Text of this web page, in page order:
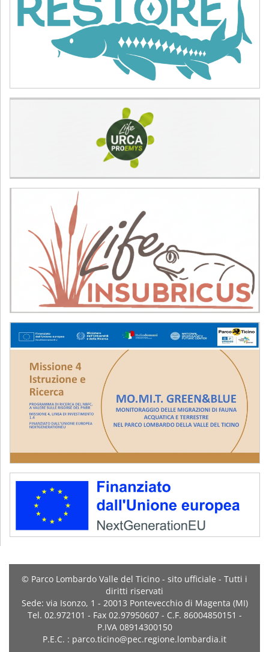
© Parco Lombardo Valle del Ticino - sito ufficiale - Tutti i
diritti riservati
Sede: via Isonzo, 1 - 20013 Pontevecchio di Magenta (MI)
Tel. 02.972101 - Fax 02.97950607 - C.F. 86004850151 -
P.IVA 08914300150
P.E.C. : parco.ticino@pec.regione.lombardia.it